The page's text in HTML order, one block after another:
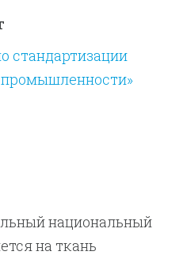
стандартизации
национальный
на ткань